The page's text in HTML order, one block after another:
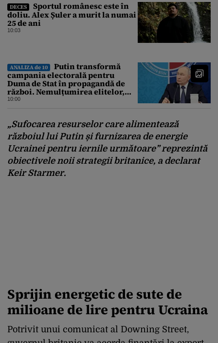
DECES
Sportul românesc este în
doliu. Alex Șuler a murit la numai
25 de ani
10:03
ANALIZA de 10
Putin transformă
campania electorală pentru
Duma de Stat în propagandă de
război. Nemulțumirea elitelor,
tratată cu indiferență la Kremlin
10:00
„Sufocarea resurselor care alimentează
războiul lui Putin și furnizarea de energie
Ucrainei pentru iernile următoare” reprezintă
obiectivele noii strategii britanice, a declarat
Keir Starmer.
Sprijin energetic de sute de
milioane de lire pentru Ucraina
Potrivit unui comunicat al Downing Street,